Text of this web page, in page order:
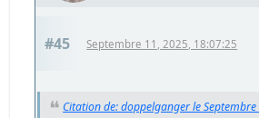
#45 Septembre 11, 2025, 18:07:25
Citation de: doppelganger le